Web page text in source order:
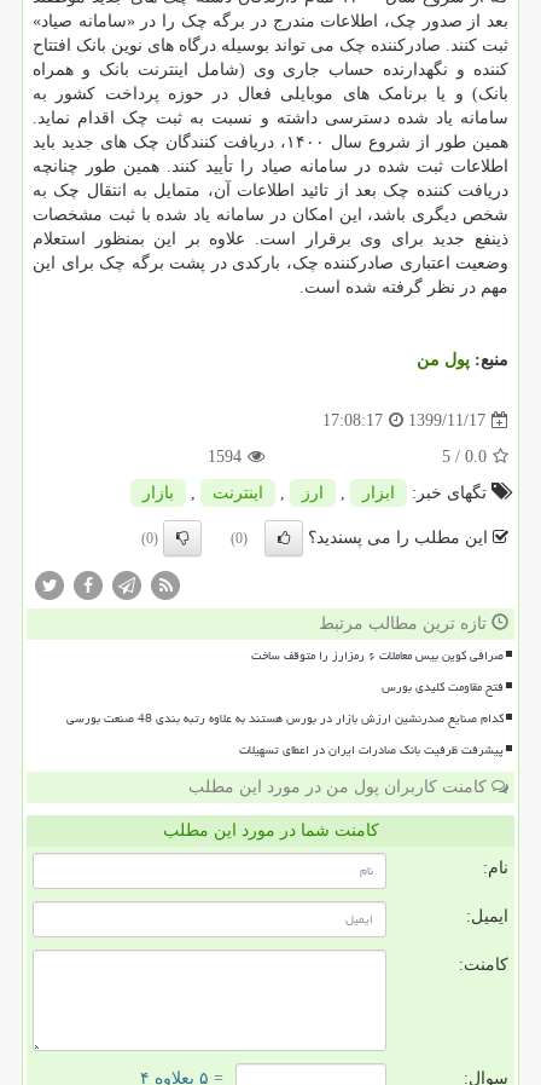
بعد از صدور چک، اطلاعات مندرج در برگه چک را در «سامانه صیاد»
ثبت کنند. صادرکننده چک می تواند بوسیله درگاه های نوین بانک افتتاح
کننده و نگهدارنده حساب جاری وی (شامل اینترنت بانک و همراه
بانک) و یا برنامک های موبایلی فعال در حوزه پرداخت کشور به
سامانه یاد شده دسترسی داشته و نسبت به ثبت چک اقدام نماید.
همین طور از شروع سال ۱۴۰۰، دریافت کنندگان چک های جدید باید
اطلاعات ثبت شده در سامانه صیاد را تأیید کنند. همین طور چنانچه
دریافت کننده چک بعد از تائید اطلاعات آن، متمایل به انتقال چک به
شخص دیگری باشد، این امکان در سامانه یاد شده با ثبت مشخصات
ذینفع جدید برای وی برقرار است. علاوه بر این بمنظور استعلام
وضعیت اعتباری صادرکننده چک، بارکدی در پشت برگه چک برای این
مهم در نظر گرفته شده است.
منبع: پول من
1399/11/17
17:08:17
0.0
/ 5
1594
تگهای خبر:
ابزار , ارز , اینترنت , بازار
این مطلب را می پسندید؟ (0)
(0)
تازه ترین مطالب مرتبط
صرافی کوین بیس معاملات ۶ رمزارز را متوقف ساخت
فتح مقاومت کلیدی بورس
کدام صنایع صدرنشین ارزش بازار در بورس هستند به علاوه رتبه بندی 48 صنعت بورسی
پیشرفت ظرفیت بانک صادرات ایران در اعطای تسهیلات
کامنت کاربران پول من در مورد این مطلب
کامنت شما در مورد این مطلب
نام:
ایمیل:
کامنت:
سوال: = ۵ بعلاوه ۴